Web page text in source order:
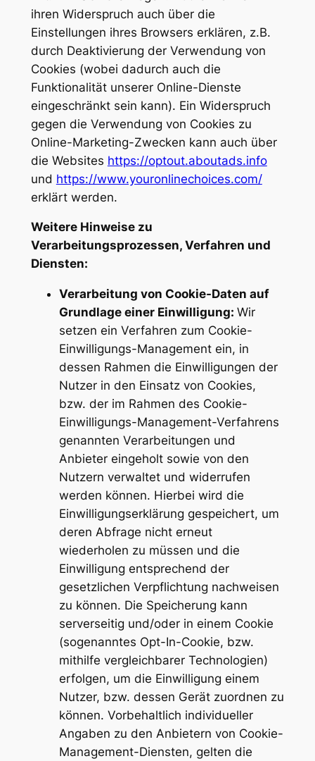
ihren Widerspruch auch über die
Einstellungen ihres Browsers erklären, z.B.
durch Deaktivierung der Verwendung von
Cookies (wobei dadurch auch die
Funktionalität unserer Online-Dienste
eingeschränkt sein kann). Ein Widerspruch
gegen die Verwendung von Cookies zu
Online-Marketing-Zwecken kann auch über
die Websites https://optout.aboutads.info
und https://www.youronlinechoices.com/
erklärt werden.
Weitere Hinweise zu
Verarbeitungsprozessen, Verfahren und
Diensten:
Verarbeitung von Cookie-Daten auf
Grundlage einer Einwilligung: Wir
setzen ein Verfahren zum Cookie-
Einwilligungs-Management ein, in
dessen Rahmen die Einwilligungen der
Nutzer in den Einsatz von Cookies,
bzw. der im Rahmen des Cookie-
Einwilligungs-Management-Verfahrens
genannten Verarbeitungen und
Anbieter eingeholt sowie von den
Nutzern verwaltet und widerrufen
werden können. Hierbei wird die
Einwilligungserklärung gespeichert, um
deren Abfrage nicht erneut
wiederholen zu müssen und die
Einwilligung entsprechend der
gesetzlichen Verpflichtung nachweisen
zu können. Die Speicherung kann
serverseitig und/oder in einem Cookie
(sogenanntes Opt-In-Cookie, bzw.
mithilfe vergleichbarer Technologien)
erfolgen, um die Einwilligung einem
Nutzer, bzw. dessen Gerät zuordnen zu
können. Vorbehaltlich individueller
Angaben zu den Anbietern von Cookie-
Management-Diensten, gelten die